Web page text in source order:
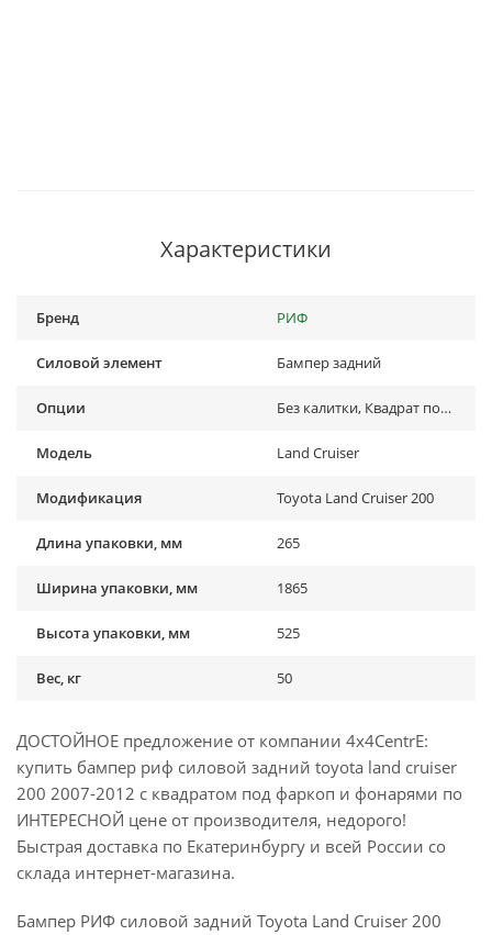
Характеристики
Бренд РИФ
Силовой элемент Бампер задний
Опции Без калитки, Квадрат под фаркоп
Модель Land Cruiser
Модификация Toyota Land Cruiser 200
Длина упаковки, мм 265
Ширина упаковки, мм 1865
Высота упаковки, мм 525
Вес, кг 50
ДОСТОЙНОЕ предложение от компании 4x4CentrE:
купить бампер риф силовой задний toyota land cruiser
200 2007-2012 с квадратом под фаркоп и фонарями по
ИНТЕРЕСНОЙ цене от производителя, недорого!
Быстрая доставка по Екатеринбургу и всей России со
склада интернет-магазина.
Бампер РИФ силовой задний Toyota Land Cruiser 200